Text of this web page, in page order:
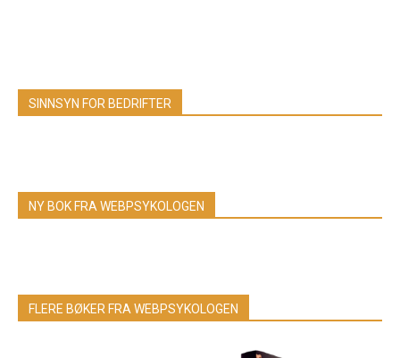
SINNSYN FOR BEDRIFTER
NY BOK FRA WEBPSYKOLOGEN
FLERE BØKER FRA WEBPSYKOLOGEN